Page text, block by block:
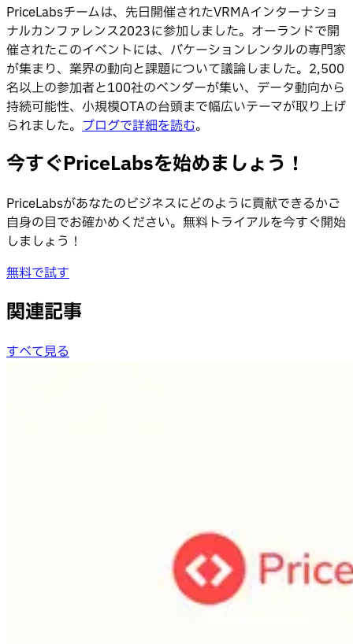
PriceLabsチームは、先日開催されたVRMAインターナショ
ナルカンファレンス2023に参加しました。オーランドで開
催されたこのイベントには、バケーションレンタルの専門家
が集まり、業界の動向と課題について議論しました。2,500
名以上の参加者と100社のベンダーが集い、データ動向から
持続可能性、小規模OTAの台頭まで幅広いテーマが取り上げ
られました。 ブログで詳細を読む。
今すぐPriceLabsを始めましょう！
PriceLabsがあなたのビジネスにどのように貢献できるかご
自身の目でお確かめください。無料トライアルを今すぐ開始
しましょう！
無料で試す
関連記事
すべて見る